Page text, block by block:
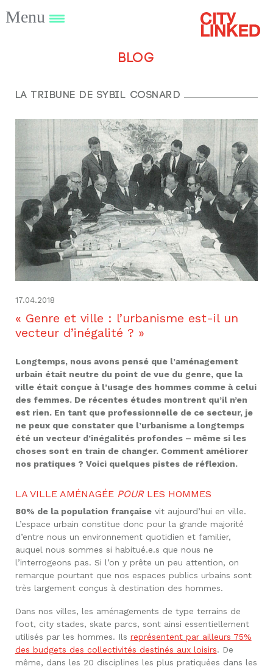
Blog
La tribune de Sybil Cosnard
17.04.2018
« Genre et ville : l’urbanisme est-il un
vecteur d’inégalité ? »
Longtemps, nous avons pensé que l’aménagement
urbain était neutre du point de vue du genre, que la
ville était conçue à l’usage des hommes comme à celui
des femmes. De récentes études montrent qu’il n’en
est rien. En tant que professionnelle de ce secteur, je
ne peux que constater que l’urbanisme a longtemps
été un vecteur d’inégalités profondes – même si les
choses sont en train de changer. Comment améliorer
nos pratiques ? Voici quelques pistes de réflexion.
LA VILLE AMÉNAGÉE POURLES HOMMES
80% de la population françaisevit aujourd’hui en ville.
L’espace urbain constitue donc pour la grande majorité
d’entre nous un environnement quotidien et familier,
auquel nous sommes si habitué.e.s que nous ne
l’interrogeons pas. Si l’on y prête un peu attention, on
remarque pourtant que nos espaces publics urbains sont
très largement conçus à destination des hommes.
Dans nos villes, les aménagements de type terrains de
foot, city stades, skate parcs, sont ainsi essentiellement
utilisés par les hommes. Ils représentent par ailleurs 75%
des budgets des collectivités destinés aux loisirs. De
même, dans les 20 disciplines les plus pratiquées dans les
Menu